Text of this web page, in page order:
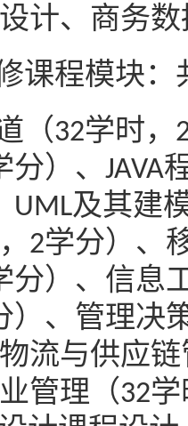
计、商务
课程模块：
（32学时，
分）、 JAVA
UML及其建
2学分）、
分）、信息
）、管理决
流与供应
管理（32